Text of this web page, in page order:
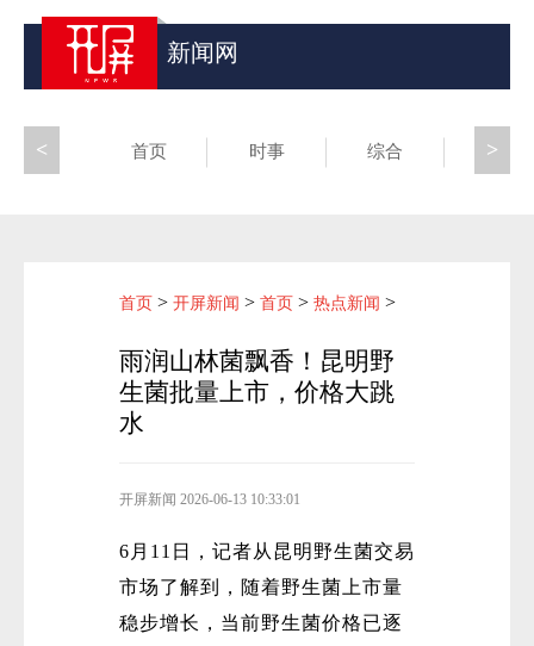
新闻网
首页 时事 综合 昆滇
>
<
首页 > 开屏新闻 > 首页 > 热点新闻 >
雨润山林菌飘香！昆明野
生菌批量上市，价格大跳
水
开屏新闻 2026-06-13 10:33:01
6月11日，记者从昆明野生菌交易
市场了解到，随着野生菌上市量
稳步增长，当前野生菌价格已逐